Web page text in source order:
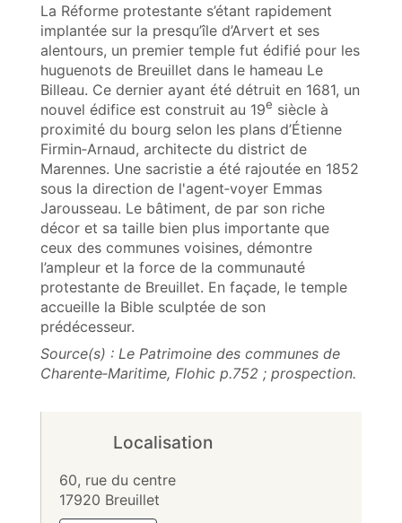
La Réforme protestante s’étant rapidement
implantée sur la presqu’île d’Arvert et ses
alentours, un premier temple fut édifié pour les
huguenots de Breuillet dans le hameau Le
Billeau. Ce dernier ayant été détruit en 1681, un
nouvel édifice est construit au 19e siècle à
proximité du bourg selon les plans d’Étienne
Firmin‑Arnaud, architecte du district de
Marennes. Une sacristie a été rajoutée en 1852
sous la direction de l'agent‑voyer Emmas
Jarousseau. Le bâtiment, de par son riche
décor et sa taille bien plus importante que
ceux des communes voisines, démontre
l’ampleur et la force de la communauté
protestante de Breuillet. En façade, le temple
accueille la Bible sculptée de son
prédécesseur.
Source(s) : Le Patrimoine des communes de
Charente‑Maritime, Flohic p.752 ; prospection.
Localisation
60, rue du centre
17920 Breuillet